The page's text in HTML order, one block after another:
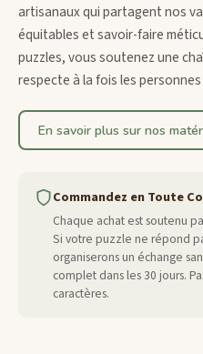
artisanaux qui partagent nos
équitables et savoir-faire
puzzles, vous soutenez une
respecte à la fois les
En savoir plus sur nos
Commandez en Toute
Chaque achat est soutenu
Si votre puzzle ne répond
organiserons un échange
complet dans les 30 jours.
caractères.